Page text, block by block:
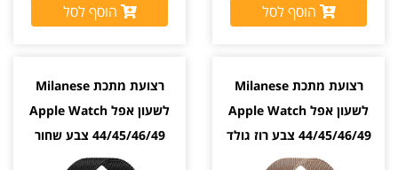
הוסף לסל הוסף לסל
רצועת מתכת Milanese
לשעון אפל Apple Watch
44/45/46/49 צבע רוז גולד
Rose Gold
רצועת מתכת Milanese
לשעון אפל Apple Watch
44/45/46/49 צבע שחור
Black